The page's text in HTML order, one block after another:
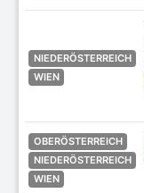
NIEDERÖSTERREICH
WIEN
OBERÖSTERREICH
NIEDERÖSTERREICH
WIEN